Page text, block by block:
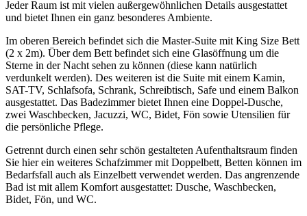
Jeder Raum ist mit vielen außergewöhnlichen Details ausgestattet
und bietet Ihnen ein ganz besonderes Ambiente.
Im oberen Bereich befindet sich die Master-Suite mit King Size Bett
(2 x 2m). Über dem Bett befindet sich eine Glasöffnung um die
Sterne in der Nacht sehen zu können (diese kann natürlich
verdunkelt werden). Des weiteren ist die Suite mit einem Kamin,
SAT-TV, Schlafsofa, Schrank, Schreibtisch, Safe und einem Balkon
ausgestattet. Das Badezimmer bietet Ihnen eine Doppel-Dusche,
zwei Waschbecken, Jacuzzi, WC, Bidet, Fön sowie Utensilien für
die persönliche Pflege.
Getrennt durch einen sehr schön gestalteten Aufenthaltsraum finden
Sie hier ein weiteres Schafzimmer mit Doppelbett, Betten können im
Bedarfsfall auch als Einzelbett verwendet werden. Das angrenzende
Bad ist mit allem Komfort ausgestattet: Dusche, Waschbecken,
Bidet, Fön, und WC.